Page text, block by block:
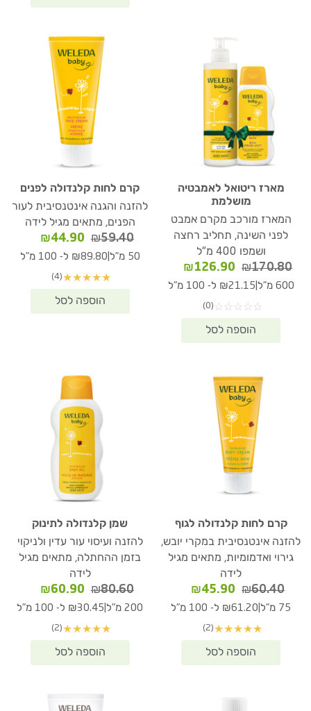
מארז ריטואל לאמבטיה
מושלמת
המארז מורכב מקרם אמבט
לפני השינה, תחליב רחצה
ושמפו 400 מ"ל
₪170.80
המחיר
המקורי
₪170.80.
₪126.90
המחיר
הנוכחי
600 מ"ל ₪21.15 ל- 100 מ"ל
☆
☆
☆
☆
☆
(0)
קרם לחות קלנדולה לפנים
להזנה והגנה אינטנסיבית לעור
הפנים, מתאים מגיל לידה
₪59.40
המחיר
המקורי
₪59.40.
₪44.90
הנוכחי
50 מ"ל ₪89.80 ל- 100 מ"ל
★
★
★
★
★
(4)
קרם לחות קלנדולה לגוף
להזנה אינטנסיבית במקרי יובש,
גירוי ואדמומיות, מתאים מגיל
לידה
₪60.40
המחיר
המקורי
₪60.40.
₪45.90
המחיר
הנוכחי
75 מ"ל ₪61.20 ל- 100 מ"ל
★
★
★
★
★
(2)
שמן קלנדולה לתינוק
להזנה ועיסוי עור עדין ולניקוי
בזמן ההחתלה, מתאים מגיל
לידה
₪80.60
המחיר
המקורי
₪80.60.
₪60.90
הנוכחי
200 מ"ל ₪30.45 ל- 100 מ"ל
★
★
★
★
★
(2)